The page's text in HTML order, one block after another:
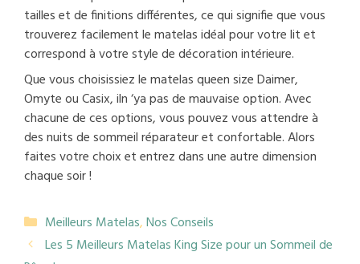
tailles et de finitions différentes, ce qui signifie que vous
trouverez facilement le matelas idéal pour votre lit et
correspond à votre style de décoration intérieure.
Que vous choisissiez le matelas queen size Daimer,
Omyte ou Casix, iln ‘ya pas de mauvaise option. Avec
chacune de ces options, vous pouvez vous attendre à
des nuits de sommeil réparateur et confortable. Alors
faites votre choix et entrez dans une autre dimension
chaque soir !
Catégories
Meilleurs Matelas,Nos Conseils
Les 5 Meilleurs Matelas King Size pour un Sommeil de